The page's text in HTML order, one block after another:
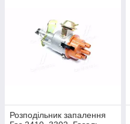
Розподільник запалення